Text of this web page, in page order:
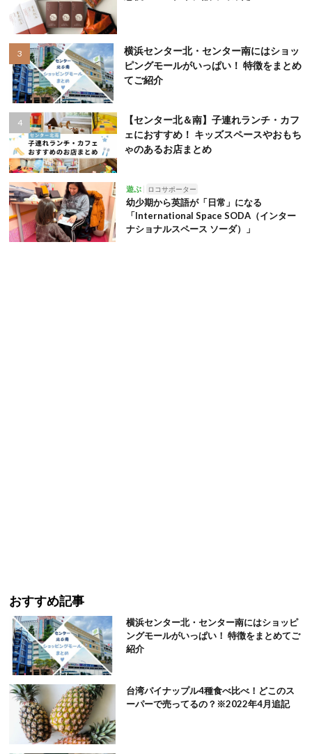
横浜センター北・センター南にはショッ
ピングモールがいっぱい！ 特徴をまとめ
てご紹介
【センター北＆南】子連れランチ・カフ
ェにおすすめ！ キッズスペースやおもち
ゃのあるお店まとめ
遊ぶ ロコサポーター
幼少期から英語が「日常」になる
「International Space SODA（インター
ナショナルスペース ソーダ）」
おすすめ記事
横浜センター北・センター南にはショッピ
ングモールがいっぱい！ 特徴をまとめてご
紹介
台湾パイナップル4種食べ比べ！どこのス
ーパーで売ってるの？※2022年4月追記